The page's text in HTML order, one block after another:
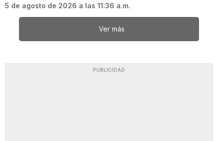
5 de agosto de 2026 a las 11:36 a.m.
Ver más
PUBLICIDAD